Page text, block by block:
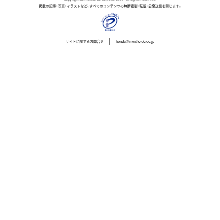
掲載の記事・写真・イラストなど、すべてのコンテンツの無断複製・転載・公衆送信を禁じます。
サイトに関するお問合せ honda@meisho-do.co.jp